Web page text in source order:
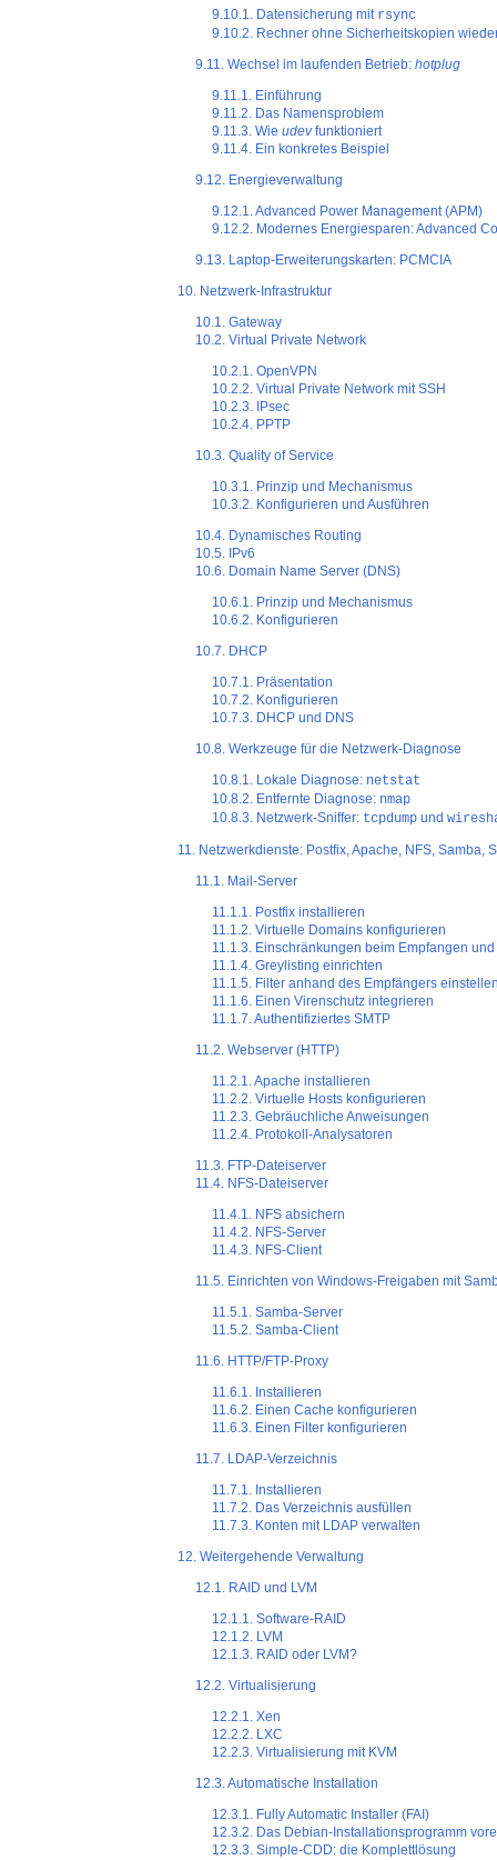
9.10.1. Datensicherung mit rsync
9.10.2. Rechner ohne Sicherheitskopien
9.11. Wechsel im laufenden Betrieb: hotplug
9.11.1. Einführung
9.11.2. Das Namensproblem
9.11.3. Wieudevfunktioniert
9.11.4. Ein konkretes Beispiel
9.12. Energieverwaltung
9.12.1. Advanced Power Management (APM)
9.12.2. Modernes Energiesparen: Advanced
9.13. Laptop-Erweiterungskarten: PCMCIA
10. Netzwerk-Infrastruktur
10.1. Gateway
10.2. Virtual Private Network
10.2.1. OpenVPN
10.2.2. Virtual Private Network mit SSH
10.2.3. IPsec
10.2.4. PPTP
10.3. Quality of Service
10.3.1. Prinzip und Mechanismus
10.3.2. Konfigurieren und Ausführen
10.4. Dynamisches Routing
10.5. IPv6
10.6. Domain Name Server (DNS)
10.6.1. Prinzip und Mechanismus
10.6.2. Konfigurieren
10.7. DHCP
10.7.1. Präsentation
10.7.2. Konfigurieren
10.7.3. DHCP und DNS
10.8. Werkzeuge für die Netzwerk-Diagnose
10.8.1. Lokale Diagnose: netstat
10.8.2. Entfernte Diagnose: nmap
10.8.3. Netzwerk-Sniffer: tcpdump und
11. Netzwerkdienste: Postfix, Apache, NFS, Samba,
11.1. Mail-Server
11.1.1. Postfix installieren
11.1.2. Virtuelle Domains konfigurieren
11.1.3. Einschränkungen beim Empfangen
11.1.4.Greylisting einrichten
11.1.5. Filter anhand des Empfängers
11.1.6. Einen Virenschutz integrieren
11.1.7. Authentifiziertes SMTP
11.2. Webserver (HTTP)
11.2.1. Apache installieren
11.2.2. Virtuelle Hosts konfigurieren
11.2.3. Gebräuchliche Anweisungen
11.2.4. Protokoll-Analysatoren
11.3. FTP-Dateiserver
11.4. NFS-Dateiserver
11.4.1. NFS absichern
11.4.2. NFS-Server
11.4.3. NFS-Client
11.5. Einrichten von Windows-Freigaben mit
11.5.1. Samba-Server
11.5.2. Samba-Client
11.6. HTTP/FTP-Proxy
11.6.1. Installieren
11.6.2. Einen Cache konfigurieren
11.6.3. Einen Filter konfigurieren
11.7. LDAP-Verzeichnis
11.7.1. Installieren
11.7.2. Das Verzeichnis ausfüllen
11.7.3. Konten mit LDAP verwalten
12. Weitergehende Verwaltung
12.1. RAID und LVM
12.1.1. Software-RAID
12.1.2. LVM
12.1.3. RAID oder LVM?
12.2. Virtualisierung
12.2.1. Xen
12.2.2. LXC
12.2.3. Virtualisierung mit KVM
12.3. Automatische Installation
12.3.1. Fully Automatic Installer (FAI)
12.3.2. Das Debian-Installationsprogramm
12.3.3. Simple-CDD: die Komplettlösung